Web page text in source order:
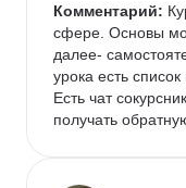
Комментарий:
сфере. Основы
далее-
урока есть
Есть чат
получать